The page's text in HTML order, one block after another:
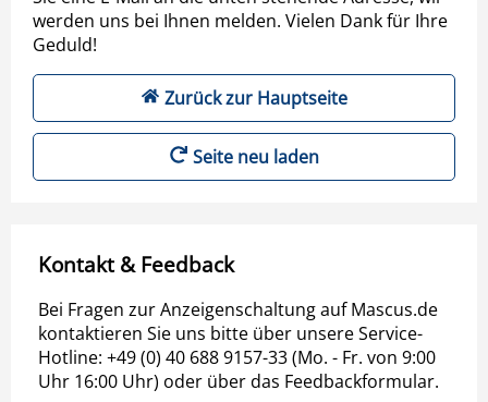
werden uns bei Ihnen melden. Vielen Dank für Ihre
Geduld!
Zurück zur Hauptseite
Seite neu laden
Kontakt & Feedback
Bei Fragen zur Anzeigenschaltung auf Mascus.de
kontaktieren Sie uns bitte über unsere Service-
Hotline: +49 (0) 40 688 9157-33 (Mo. - Fr. von 9:00
Uhr 16:00 Uhr) oder über das Feedbackformular.